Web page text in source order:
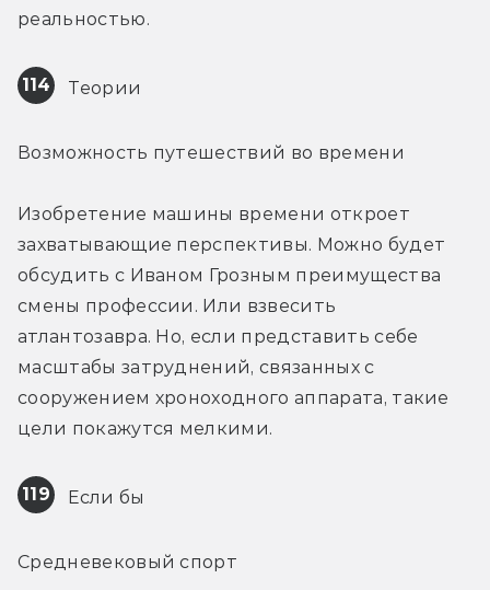
реальностью.
114 Теории
Возможность путешествий во времени
Изобретение машины времени откроет
захватывающие перспективы. Можно будет
обсудить с Иваном Грозным преимущества
смены профессии. Или взвесить
атлантозавра. Но, если представить себе
масштабы затруднений, связанных с
сооружением хроноходного аппарата, такие
цели покажутся мелкими.
119 Если бы
Средневековый спорт